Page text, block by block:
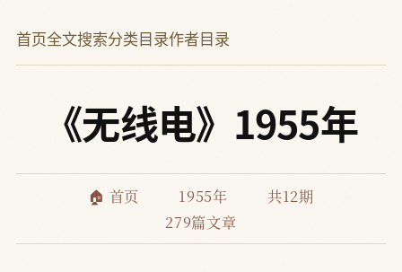
首页全文搜索分类目录作者目录
《无线电》1955年
🏠 首页 1955年
共12期
279篇文章